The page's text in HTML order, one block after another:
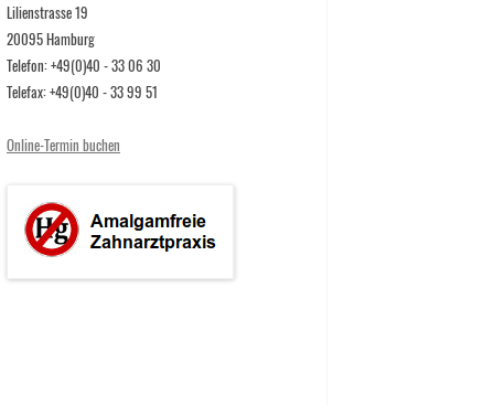
Lilienstrasse 19
20095 Hamburg
Telefon: +49(0)40 - 33 06 30
Telefax: +49(0)40 - 33 99 51
Online-Termin buchen